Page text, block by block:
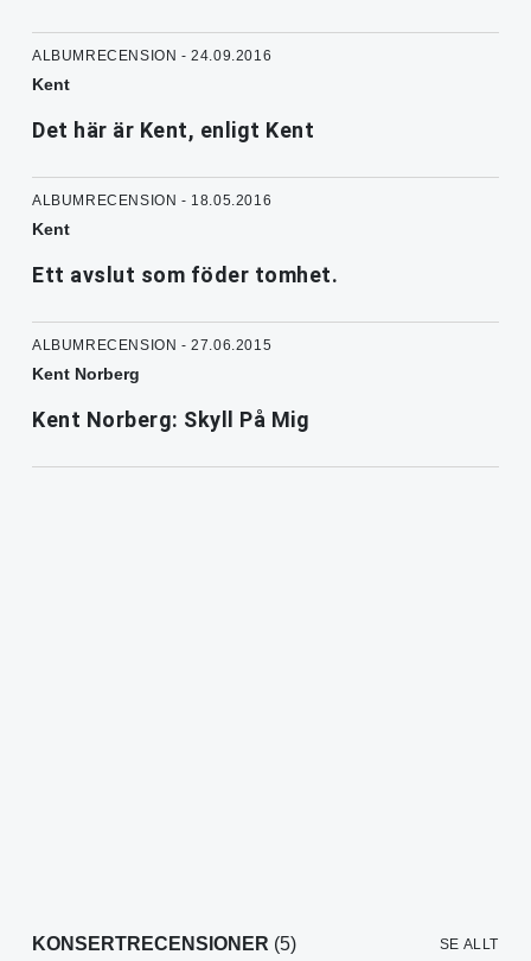
ALBUMRECENSION - 24.09.2016
Kent
Det här är Kent, enligt Kent
ALBUMRECENSION - 18.05.2016
Kent
Ett avslut som föder tomhet.
ALBUMRECENSION - 27.06.2015
Kent Norberg
Kent Norberg: Skyll På Mig
KONSERTRECENSIONER (5) SE ALLT